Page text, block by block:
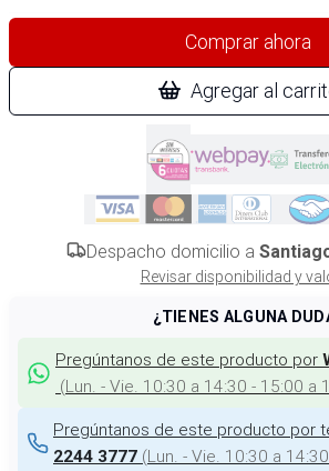
Comprar ahora
Agregar al
Despacho domicilio a
Revisar disponibilidad y
¿TIENES ALGUNA
Pregúntanos de este producto por
(Lun. - Vie. 10:30 a 14:30 - 15:00 a
Pregúntanos de este producto por
2244 3777 (Lun. - Vie. 10:30 a